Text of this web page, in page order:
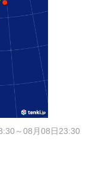
～08月08日23:30